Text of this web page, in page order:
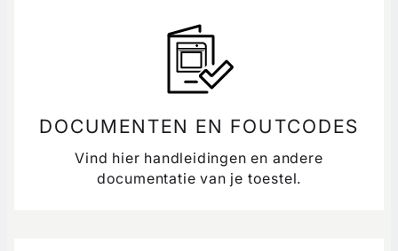
DOCUMENTEN EN FOUTCODES
Vind hier handleidingen en andere
documentatie van je toestel.